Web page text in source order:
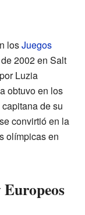
losJuegos
2002 en Salt
Luzia
obtuvo en los
de su
convirtió en la
olímpicas en